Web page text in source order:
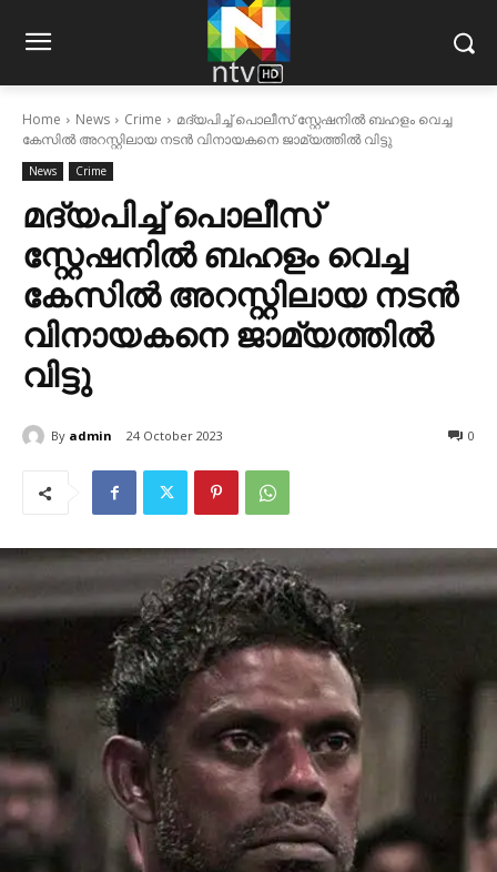
Home News Crime
മദ്യപിച്ച് പൊലീസ് സ്റ്റേഷനില്‍ ബഹളം വെച്ച
കേസിൽ അറസ്റ്റിലായ നടന്‍ വിനായകനെ ജാമ്യത്തില്‍ വിട്ടു
News Crime
മദ്യപിച്ച് പൊലീസ്
സ്റ്റേഷനില്‍ ബഹളം വെച്ച
കേസിൽ അറസ്റ്റിലായ നടന്‍
വിനായകനെ ജാമ്യത്തില്‍
വിട്ടു
By admin 24 October 2023 0